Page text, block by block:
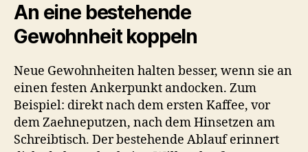
An eine bestehende
Gewohnheit koppeln
Neue Gewohnheiten halten besser, wenn sie an
einen festen Ankerpunkt andocken. Zum
Beispiel: direkt nach dem ersten Kaffee, vor
dem Zaehneputzen, nach dem Hinsetzen am
Schreibtisch. Der bestehende Ablauf erinnert